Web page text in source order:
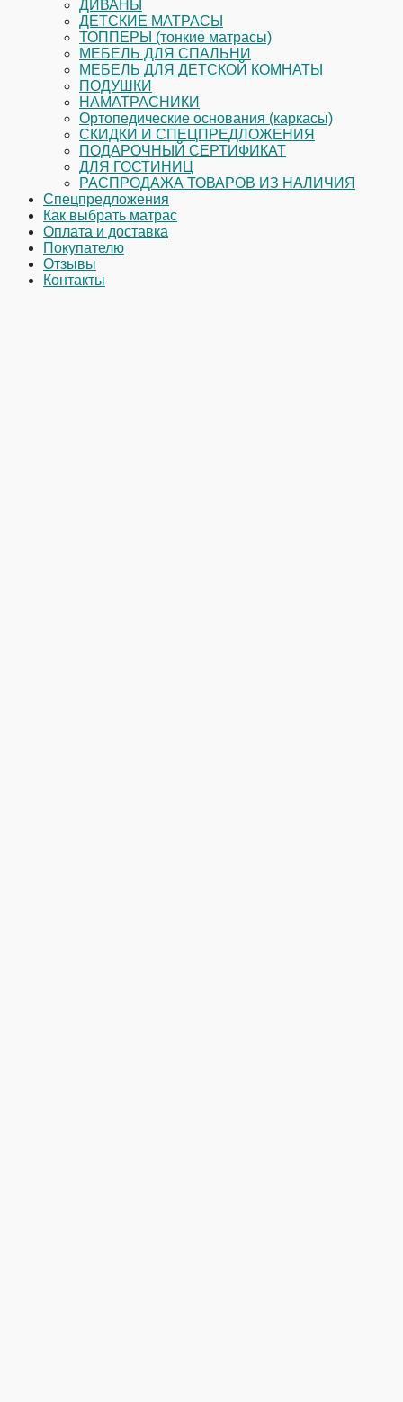
ДИВАНЫ
ДЕТСКИЕ МАТРАСЫ
ТОППЕРЫ (тонкие матрасы)
МЕБЕЛЬ ДЛЯ СПАЛЬНИ
МЕБЕЛЬ ДЛЯ ДЕТСКОЙ КОМНАТЫ
ПОДУШКИ
НАМАТРАСНИКИ
Ортопедические основания (каркасы)
СКИДКИ И СПЕЦПРЕДЛОЖЕНИЯ
ПОДАРОЧНЫЙ СЕРТИФИКАТ
ДЛЯ ГОСТИНИЦ
РАСПРОДАЖА ТОВАРОВ ИЗ НАЛИЧИЯ
Спецпредложения
Как выбрать матрас
Оплата и доставка
Покупателю
Отзывы
Контакты